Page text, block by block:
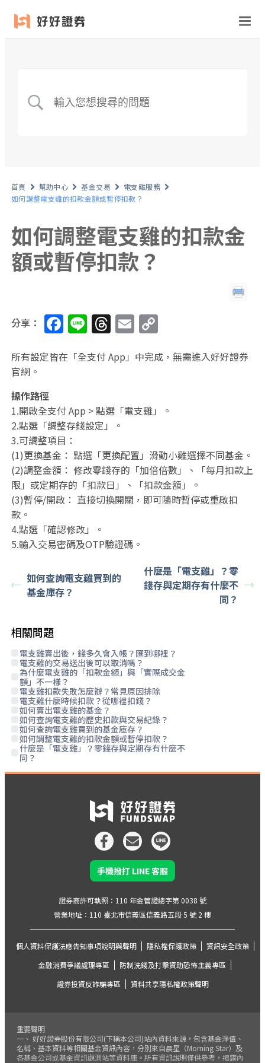
首頁 幫助中心 基金交易
電支雞服務
如何調整電支雞的扣款金額或暫停扣款？
如何調整電支雞的扣款金
額或暫停扣款？
分享： F
a
c
b
o
o
k
Li
n
e
T
h
re
d
s
E
m
ai
C
p
n
所有設定皆在「全支付 App」中完成，無需進入好好證券
官網。
操作路徑
1.開啟全支付 App > 點選「電支雞」。
2.點選「調整存錢設定」。
3.可調整項目：
(1)更換基金： 點選「更換配置」滑動小雞選擇不同基金。
(2)調整金額： 修改零錢存的「加倍倍數」、「每月扣款上
限」或定期存的「扣款日」、「扣款金額」。
(3)暫停/開啟： 直接切換開關，即可隨時暫停或重啟扣
款。
4.點選「確認修改」。
5.輸入交易密碼及OTP驗證碼。
如何查詢電支雞買到的
基金庫存？
什麼是「電支雞」？零
錢存與定期存有什麼不
同？
相關問題
電支雞賣出後，錢多久會入帳？匯到哪裡？
電支雞的交易送出後可以取消嗎？
為什麼電支雞的「扣款金額」與「實際成交金
額」不一樣？
電支雞扣款失敗怎麼辦？常見原因排除
電支雞什麼時候扣款？從哪裡扣錢？
如何賣出電支雞的基金？
如何查詢電支雞的歷史扣款與交易紀錄？
如何查詢電支雞買到的基金庫存？
如何調整電支雞的扣款金額或暫停扣款？
什麼是「電支雞」？零錢存與定期存有什麼不
同？
手機撥打 LINE 客服
證券商許可執照：110 年金管證總字第 0038 號
個人資料保護法應告知事項說明與聲明 隱私權保護政策
資訊安全政策
金融消費爭議處理專區
防制洗錢及打擊資助恐怖主義專區
證券投資反詐騙專區
資料共享隱私權政策聲明
營業地址：110 臺北市信義區信義路五段 5 號 2 樓
重要聲明
一、 好好證券股份有限公司(下稱本公司)站內資料來源，包含基金淨值、
名稱、基本資料等相關基金資訊內容，分別來自晨星（Morning Star）及
各基金公司或基金資訊觀測站等資料庫。所有資訊說明僅供參考，揭露內